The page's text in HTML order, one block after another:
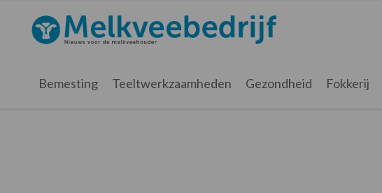
hoofdnavigatie
hoofd
eerste
voettekst
Melkveebedrijf.nl
Bemesting Teeltwerkzaamheden Gezondheid Fokkerij